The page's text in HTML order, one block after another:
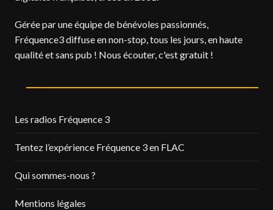
Gérée par une équipe de bénévoles passionnés,
Fréquence3 diffuse en non-stop, tous les jours, en haute
qualité et sans pub ! Nous écouter, c'est gratuit !
Les radios Fréquence 3
Tentez l’expérience Fréquence 3 en FLAC
Qui sommes-nous ?
Mentions légales